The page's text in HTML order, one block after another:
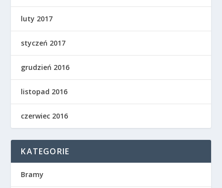
luty 2017
styczeń 2017
grudzień 2016
listopad 2016
czerwiec 2016
KATEGORIE
Bramy